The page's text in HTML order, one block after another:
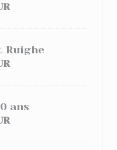
Ruighe
ans